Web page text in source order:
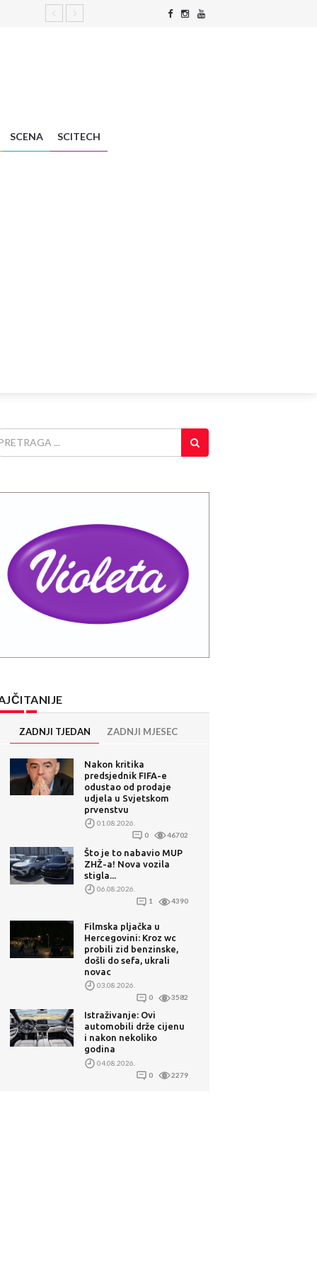
SCENA SCITECH
ZADNJI TJEDAN ZADNJI MJESEC
Nakon kritika
predsjednik FIFA-e
odustao od prodaje
udjela u Svjetskom
prvenstvu
01.08.2026.
0
46702
Što je to nabavio MUP
ZHŽ-a! Nova vozila
stigla...
06.08.2026.
1
4390
Filmska pljačka u
Hercegovini: Kroz wc
probili zid benzinske,
došli do sefa, ukrali
novac
03.08.2026.
0
3582
Istraživanje: Ovi
automobili drže cijenu
i nakon nekoliko
godina
04.08.2026.
0
2279